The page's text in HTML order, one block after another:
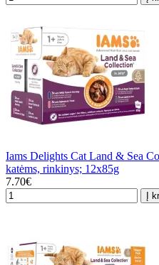
Iams Delights Cat Land & Sea
katėms, rinkinys; 12x85g
7.70€
Į